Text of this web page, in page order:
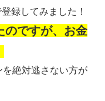
録してみました！
のですが、お金
絶対逃さない方が